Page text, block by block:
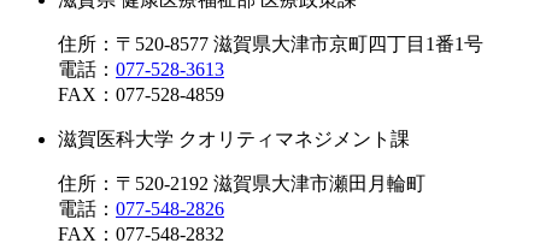
住所：〒520-8577 滋賀県大津市京町四丁目1番1号
電話： 077-528-3613
FAX： 077-528-4859
滋賀医科大学 クオリティマネジメント課
住所：〒520-2192 滋賀県大津市瀬田月輪町
電話： 077-548-2826
FAX： 077-548-2832